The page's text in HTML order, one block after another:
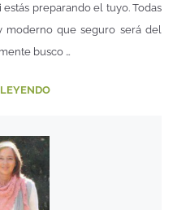
preparando el tuyo. Todas
que seguro será del
busco …